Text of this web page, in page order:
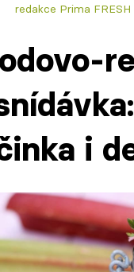
KUCHAŘKA
redakce Prima FRESH
i